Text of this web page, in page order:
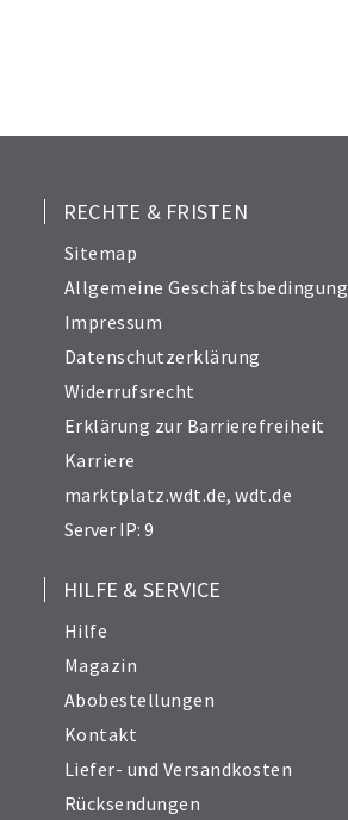
RECHTE & FRISTEN
Sitemap
Allgemeine
Impressum
Datenschutzerklärung
Widerrufsrecht
Erklärung zur Barrierefreiheit
Karriere
marktplatz.wdt.de,wdt.de
Server IP: 9
HILFE & SERVICE
Hilfe
Magazin
Abobestellungen
Kontakt
Liefer- und Versandkosten
Rücksendungen